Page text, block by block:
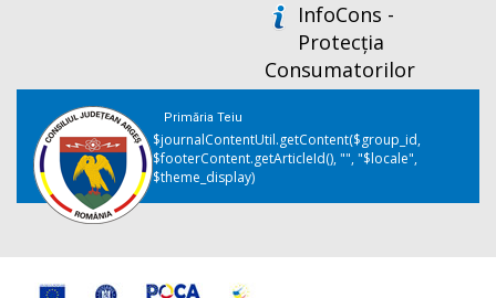
InfoCons -
Protecția
Consumatorilor
Primăria Teiu
$journalContentUtil.getContent($group_id,
$footerContent.getArticleId(), "", "$locale",
$theme_display)